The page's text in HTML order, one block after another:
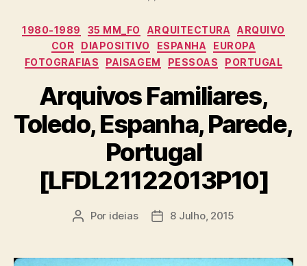
Categorias
1980-1989 35 MM_FO ARQUITECTURA
ARQUIVO
COR
DIAPOSITIVO ESPANHA
EUROPA
FOTOGRAFIAS
PAISAGEM PESSOAS PORTUGAL
Arquivos Familiares,
Toledo, Espanha, Parede,
Portugal
[LFDL21122013P10]
Autor
Por ideias
Data8 Julho, 2015